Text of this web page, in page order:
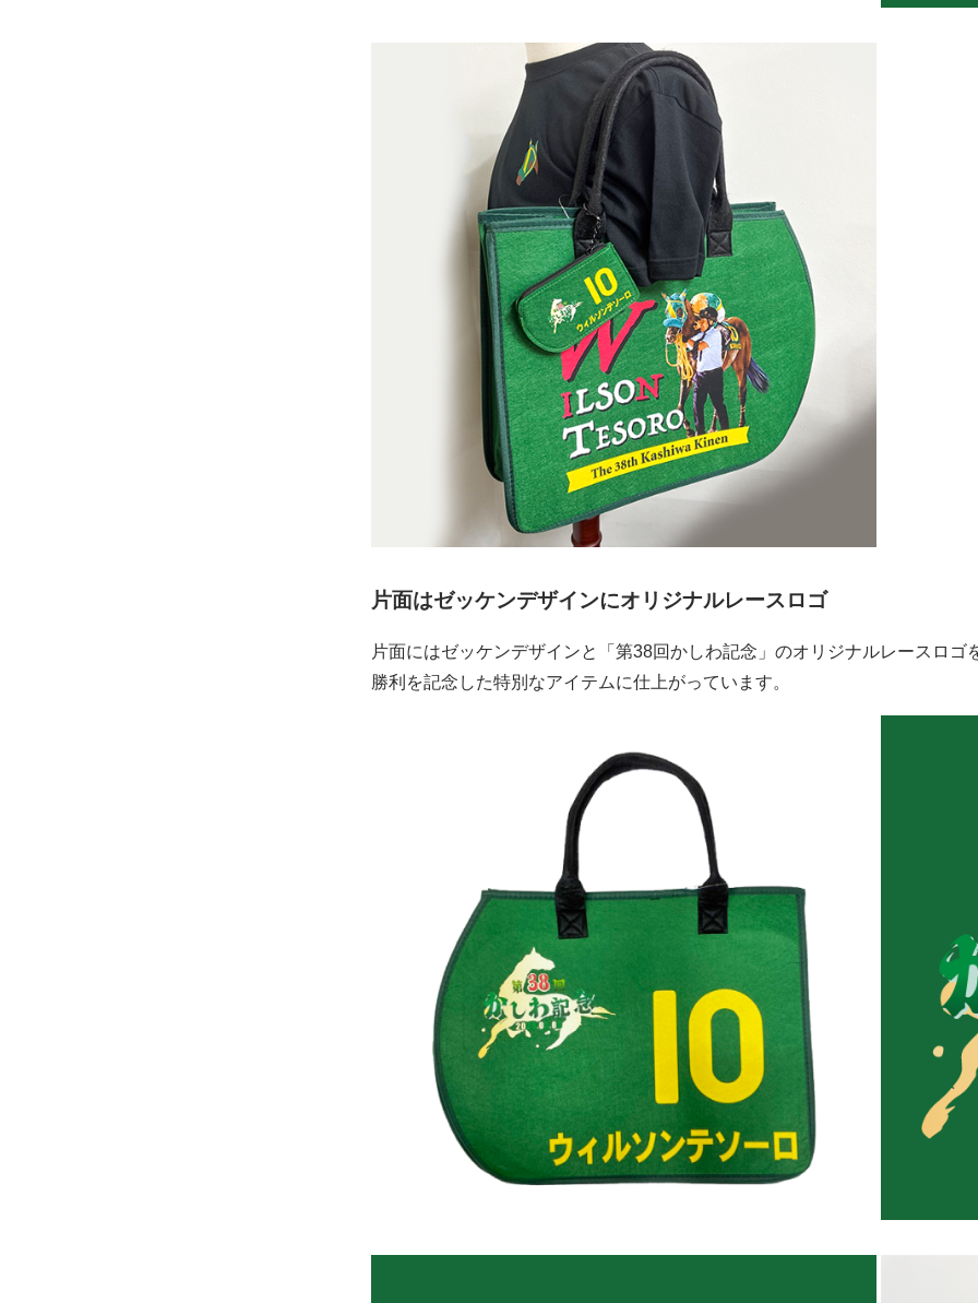
片面はゼッケンデザインにオリジナルレースロゴ
片面にはゼッケンデザインと「第38回かしわ記念」のオリジナルレースロゴ
勝利を記念した特別なアイテムに仕上がっています。